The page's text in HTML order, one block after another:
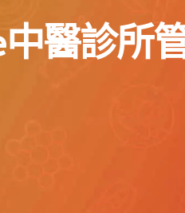
中醫診所